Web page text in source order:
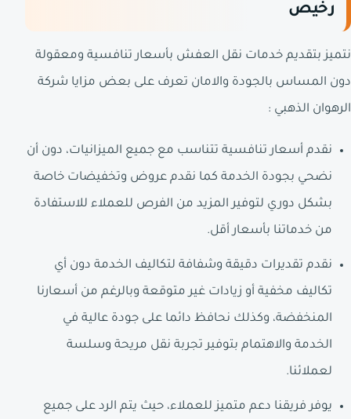
رخيص
نتميز بتقديم خدمات نقل العفش بأسعار تنافسية ومعقولة
دون المساس بالجودة والامان تعرف على بعض مزايا شركة
الرهوان الذهبي :
نقدم أسعار تنافسية تتناسب مع جميع الميزانيات، دون أن
نضحي بجودة الخدمة كما نقدم عروض وتخفيضات خاصة
بشكل دوري لتوفير المزيد من الفرص للعملاء للاستفادة
من خدماتنا بأسعار أقل.
نقدم تقديرات دقيقة وشفافة لتكاليف الخدمة دون أي
تكاليف مخفية أو زيادات غير متوقعة وبالرغم من أسعارنا
المنخفضة، وكذلك نحافظ دائما على جودة عالية في
الخدمة والاهتمام بتوفير تجربة نقل مريحة وسلسة
لعملائنا.
يوفر فريقنا دعم متميز للعملاء، حيث يتم الرد على جميع